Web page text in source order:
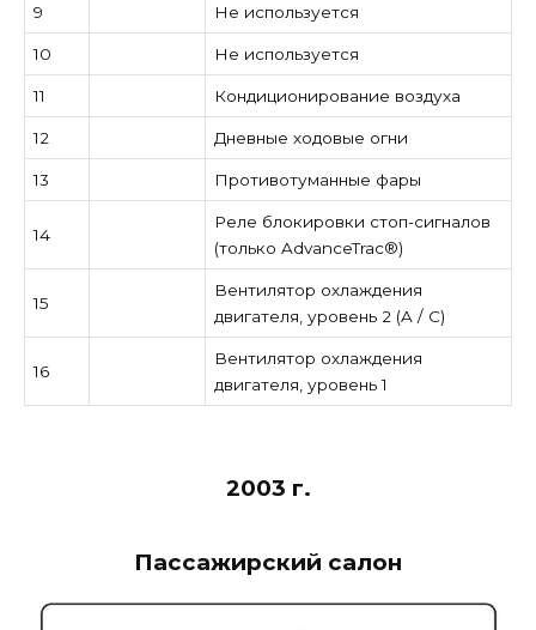
9 Не используется
10 Не используется
11 Кондиционирование воздуха
12 Дневные ходовые огни
13 Противотуманные фары
14
Реле блокировки стоп-сигналов
(только AdvanceTrac®)
15
Вентилятор охлаждения
двигателя, уровень 2 (A / C)
16
Вентилятор охлаждения
двигателя, уровень 1
2003 г.
Пассажирский салон